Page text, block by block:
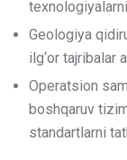
Geologiya
ilg‘or tajribalar
Operatsion
boshqaruv
standartlarni